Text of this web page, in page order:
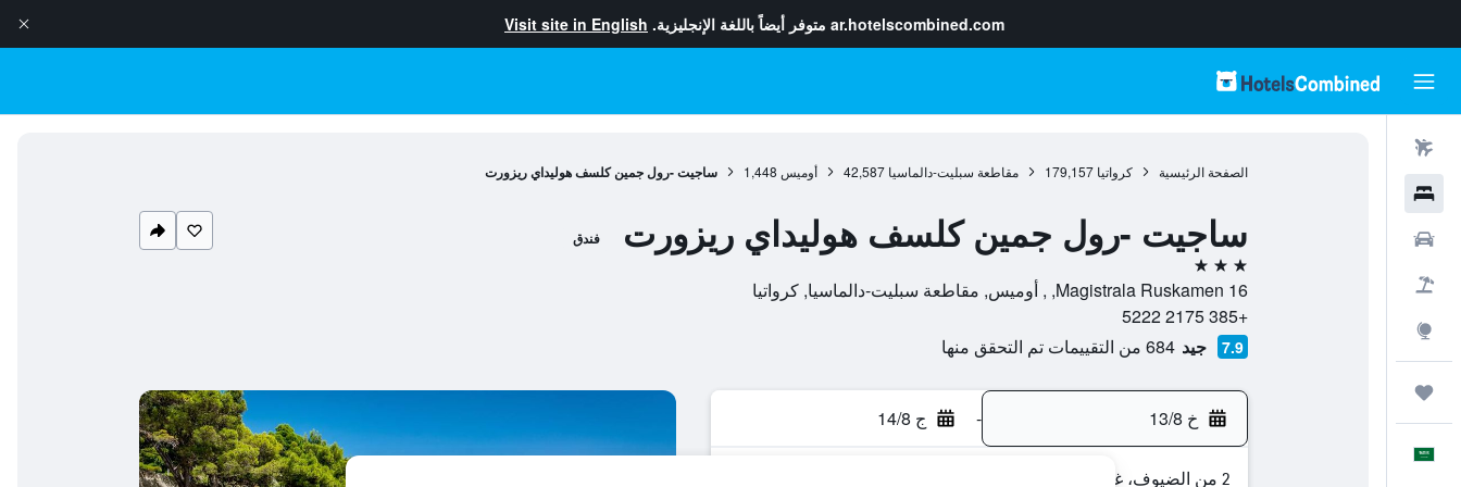
ar.hotelscombined.com متوفر أيضاً باللغة الإنجليزية. Visit site in English
الصفحة الرئيسية كرواتيا 179,157 مقاطعة سبليت-دالماسيا 42,587 أوميس 1,448 ساجيت -رول جمين كلسف هوليداي ريزورت
ساجيت -رول جمين كلسف هوليداي ريزورت فندق
3 نجوم
Magistrala Ruskamen 16, , أوميس, مقاطعة سبليت-دالماسيا, كرواتيا
+385 2175 5222
7.9 جيد 684 من التقييمات تم التحقق منها
خ 13/8 - ج 14/8
2 من الضيوف، غرفة واحدة